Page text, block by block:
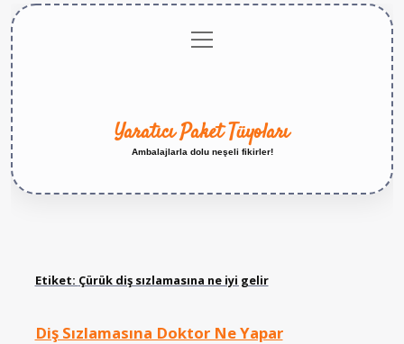
menüyü
aç
Yaratıcı Paket Tüyoları
Ambalajlarla dolu neşeli fikirler!
Etiket: Çürük diş sızlamasına ne iyi gelir
Diş Sızlamasına Doktor Ne Yapar